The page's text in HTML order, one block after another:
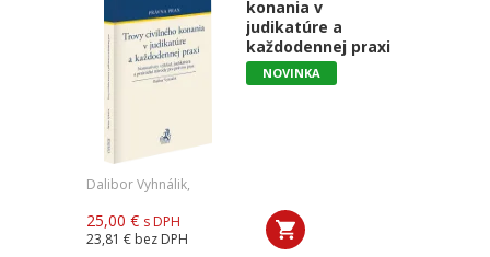
konania v
judikatúre a
každodennej praxi
NOVINKA
Dalibor Vyhnálik,
25,00 € s DPH
23,81 € bez DPH